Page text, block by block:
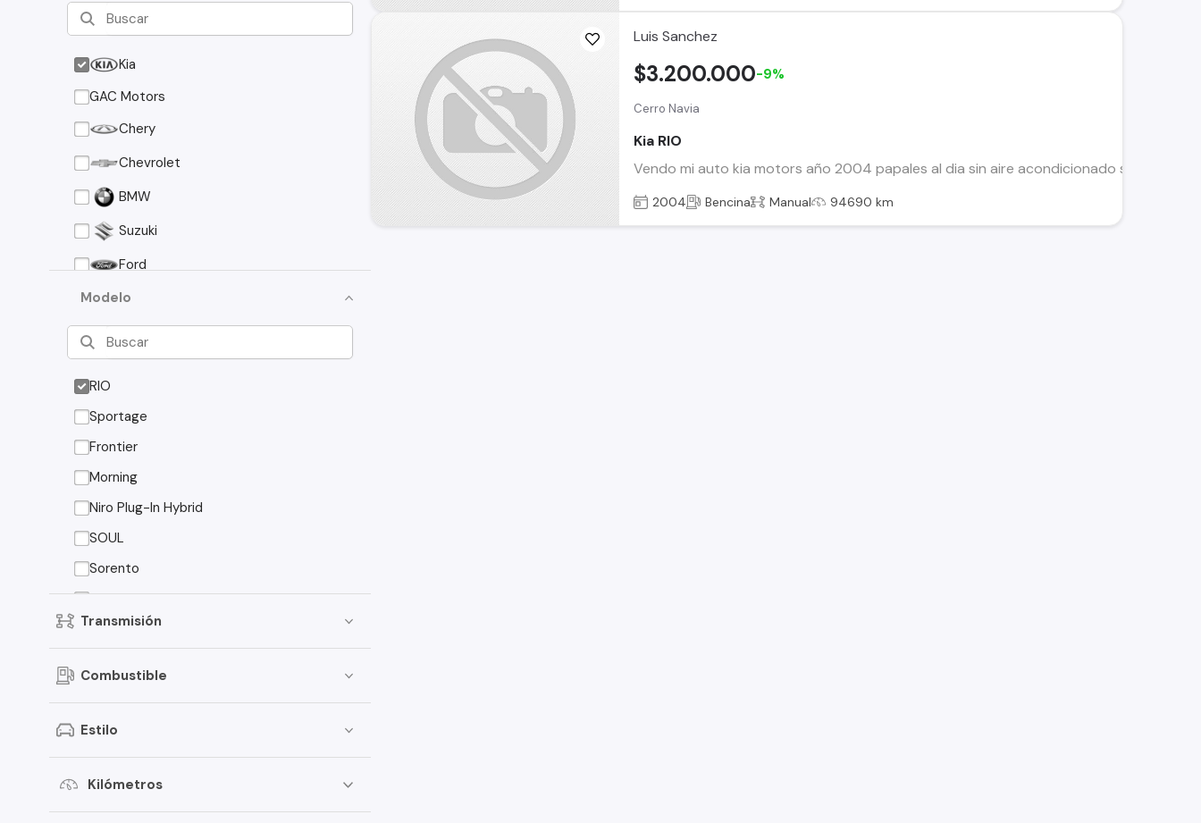
Kia
GAC Motors
Chery
Chevrolet
BMW
Suzuki
Ford
Asia Motors
Mazda
Volkswagen
Foton
Jeep
Mitsubishi
Audi
Haval
Honda
Modelo
RIO
Sportage
Frontier
Morning
Niro Plug-In Hybrid
SOUL
Sorento
Sorento EX
Transmisión
Combustible
Estilo
Kilómetros
Luis Sanchez
Cerro Navia
Kia RIO
Vendo mi auto kia motors año 2004 papales al dia sin aire acondicionado solo se
$3.200.000-9%
2004 Bencina Manual 94690 km